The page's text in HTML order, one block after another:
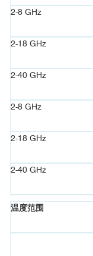
2-8 GHz
2-18 GHz
2-40 GHz
2-8 GHz
2-18 GHz
2-40 GHz
温度范围
■ 温度依懒性
宽温度范围内的FMR
MPMS3系统接口，计
温度依赖性。图3(c)
和非均匀展宽的温度
赖性在数量和趋势上